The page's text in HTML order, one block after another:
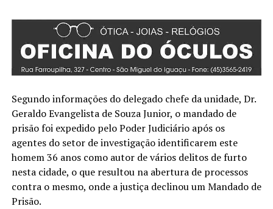
Segundo informações do delegado chefe da unidade, Dr.
Geraldo Evangelista de Souza Junior, o mandado de
prisão foi expedido pelo Poder Judiciário após os
agentes do setor de investigação identificarem este
homem 36 anos como autor de vários delitos de furto
nesta cidade, o que resultou na abertura de processos
contra o mesmo, onde a justiça declinou um Mandado de
Prisão.